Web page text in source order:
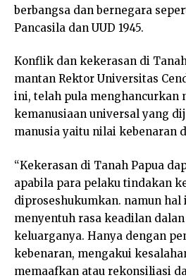
berbangsa dan bernegara
Pancasila dan UUD 1945.
Konflik dan kekerasan di
mantan Rektor Universitas
ini, telah pula menghancurkan
kemanusiaan universal yang
manusia yaitu nilai kebenaran
“Kekerasan di Tanah Papua
apabila para pelaku tindakan
diproseshukumkan. namun hal
menyentuh rasa keadilan
keluarganya. Hanya dengan
kebenaran, mengakui
memaafkan atau rekonsiliasi